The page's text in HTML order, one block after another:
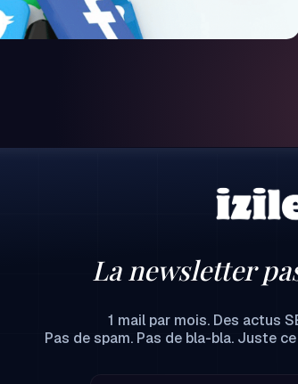
La newsletter
1 mail par mois. Des actus
Pas de spam. Pas de bla-bla. Juste